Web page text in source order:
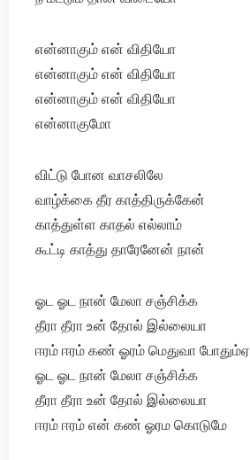
என்னாகும் என் விதியோ
என்னாகும் என் விதியோ
என்னாகும் என் விதியோ
என்னாகுமோ
விட்டு போன வாசலிலே
வாழ்க்கை தீர காத்திருக்கேன்
காத்துள்ள காதல் எல்லாம்
கூட்டி காத்து தாரேனேன் நான்
ஓட ஓட நான் மேலா சஞ்சிக்க
தீரா தீரா உன் தோல் இல்லையா
ஈரம் ஈரம் கண் ஓரம் மெதுவா போதும்‌ஏ
ஓட ஓட நான் மேலா சஞ்சிக்க
தீரா தீரா உன் தோல் இல்லையா
ஈரம் ஈரம் என் கண் ஓரம கொடுமே